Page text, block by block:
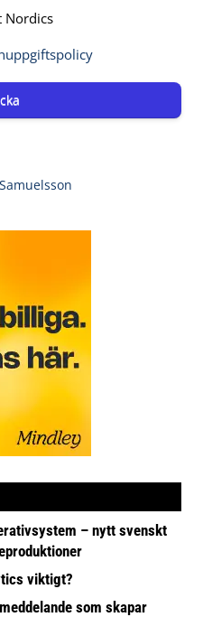
Nordics
– nytt svenskt
viktigt?
som skapar